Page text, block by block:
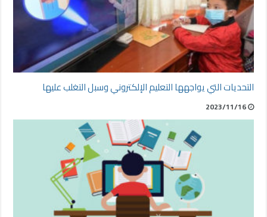
التحديات التي يواجهها التعليم الإلكتروني وسبل التغلب عليها
2023/11/16